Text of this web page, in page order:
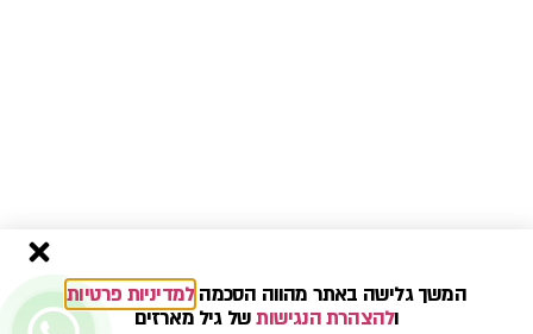
המשך גלישה באתר מהווה הסכמה למדיניות פרטיות
ולהצהרת הנגישותשל גיל מארזים